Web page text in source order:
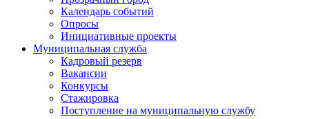
Календарь событий
Опросы
Инициативные проекты
Муниципальная служба
Кадровый резерв
Вакансии
Конкурсы
Стажировка
Поступление на муниципальную службу